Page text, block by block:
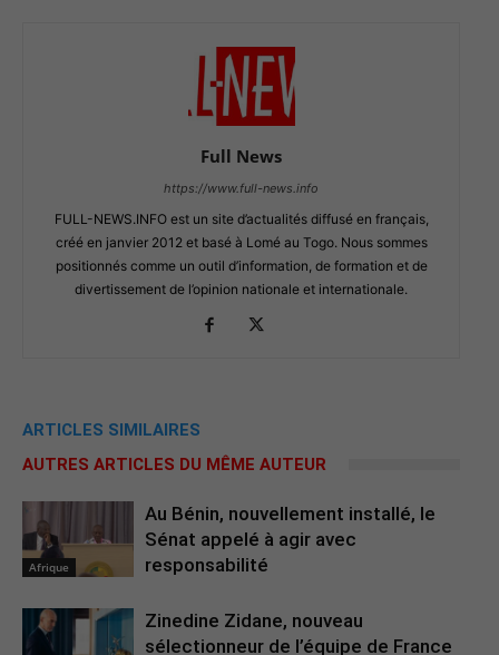
Full News
https://www.full-news.info
FULL-NEWS.INFO est un site d’actualités diffusé en français,
créé en janvier 2012 et basé à Lomé au Togo. Nous sommes
positionnés comme un outil d’information, de formation et de
divertissement de l’opinion nationale et internationale.
ARTICLES SIMILAIRES
AUTRES ARTICLES DU MÊME AUTEUR
Afrique
Au Bénin, nouvellement installé, le
Sénat appelé à agir avec
responsabilité
Zinedine Zidane, nouveau
sélectionneur de l’équipe de France